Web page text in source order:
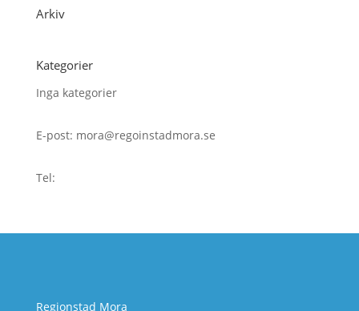
Arkiv
Kategorier
Inga kategorier
E-post: mora@regoinstadmora.se
Tel:
Regionstad Mora